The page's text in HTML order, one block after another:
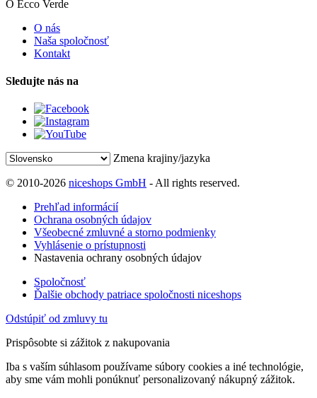
O Ecco Verde
O nás
Naša spoločnosť
Kontakt
Sledujte nás na
Zmena krajiny/jazyka
© 2010-2026 niceshops GmbH - All rights reserved.
Prehľad informácií
Ochrana osobných údajov
Všeobecné zmluvné a storno podmienky
Vyhlásenie o prístupnosti
Nastavenia ochrany osobných údajov
Spoločnosť
Ďalšie obchody patriace spoločnosti niceshops
Odstúpiť od zmluvy tu
Prispôsobte si zážitok z nakupovania
Iba s vaším súhlasom používame súbory cookies a iné technológie,
aby sme vám mohli ponúknuť personalizovaný nákupný zážitok.